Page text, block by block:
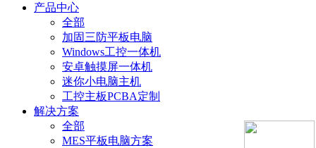
产品中心
全部
加固三防平板电脑
Windows工控一体机
安卓触摸屏一体机
迷你小电脑主机
工控主板PCBA定制
解决方案
全部
MES平板电脑方案